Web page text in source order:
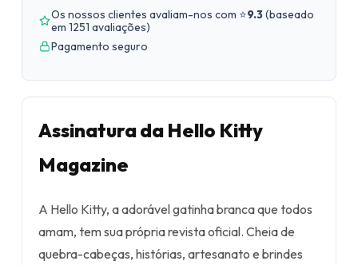
Os nossos clientes avaliam-nos com ⭐9.3(baseado
em 1251 avaliações)
Pagamento seguro
Assinatura da Hello Kitty
Magazine
A Hello Kitty, a adorável gatinha branca que todos
amam, tem sua própria revista oficial. Cheia de
quebra-cabeças, histórias, artesanato e brindes